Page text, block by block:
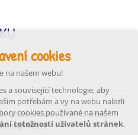
Praktická škola Velká Bíteš,
organizace
cookies
na našem webu!
a související technologie, aby
potřebám a vy na webu nalezli
cookies používané na našem
totožnosti uživatelů stránek.